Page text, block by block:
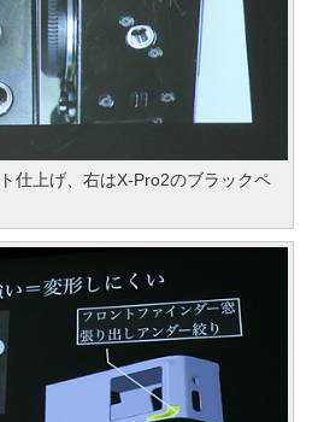
仕上げ、右はX-Pro2のブラックペ